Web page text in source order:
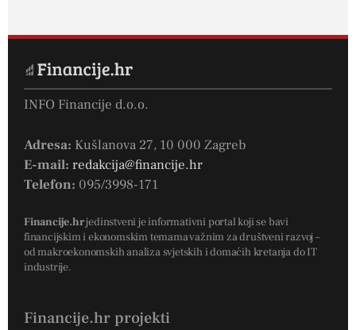
INFO Financije d.o.o.
Adresa: Kušlanova 27, 10 000 Zagreb
E-mail: redakcija@financije.hr
Telefon: 095/3998-171
Financije.hrjedinstveni je informativni portal koji se bavi
financijskim i ekonomskim temama važnim za društveni razvoj –
od makroekonomskih analiza svjetskih i domaćih kretanja do IT
industrije.
Financije.hr projekti